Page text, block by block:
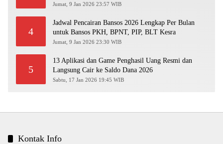
Jumat, 9 Jan 2026 23:57 WIB
4
Jadwal Pencairan Bansos 2026 Lengkap Per Bulan
untuk Bansos PKH, BPNT, PIP, BLT Kesra
Jumat, 9 Jan 2026 23:30 WIB
5
13 Aplikasi dan Game Penghasil Uang Resmi dan
Langsung Cair ke Saldo Dana 2026
Sabtu, 17 Jan 2026 19:45 WIB
Kontak Info